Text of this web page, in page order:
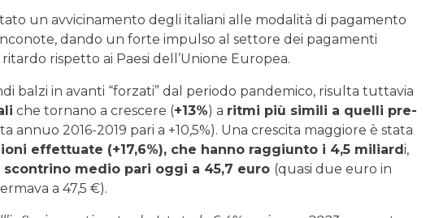
un avvicinamento degli italiani alle modalità di pagamento
dando un forte impulso al settore dei pagamenti
rispetto ai Paesi dell’Unione Europea.
balzi in avanti “forzati” dal periodo pandemico, risulta tuttavia
che tornano a crescere (+13%) a ritmi più simili a quelli pre-
annuo 2016-2019 pari a +10,5%). Una crescita maggiore è stata
effettuate (+17,6%), che hanno raggiunto i 4,5 miliardi,
medio pari oggi a 45,7 euro (quasi due euro in
a 47,5 €).